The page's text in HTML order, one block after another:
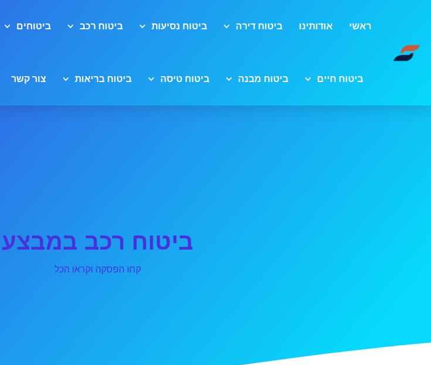
ראשי אודותינו ביטוח דירה ביטוח נסיעות ביטוח רכב ביטוחים
ביטוח חיים ביטוח מבנה ביטוח טיסה ביטוח בריאות צור קשר
ביטוח רכב במבצע
קחו הפסקה וקראו הכל